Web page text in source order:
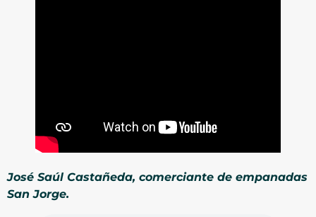
José Saúl Castañeda, comerciante de empanadas
San Jorge.